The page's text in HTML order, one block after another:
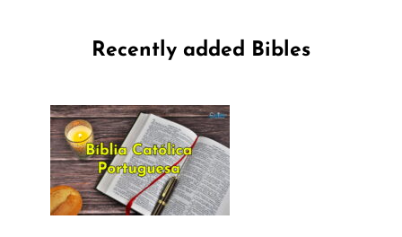
Recently added Bibles